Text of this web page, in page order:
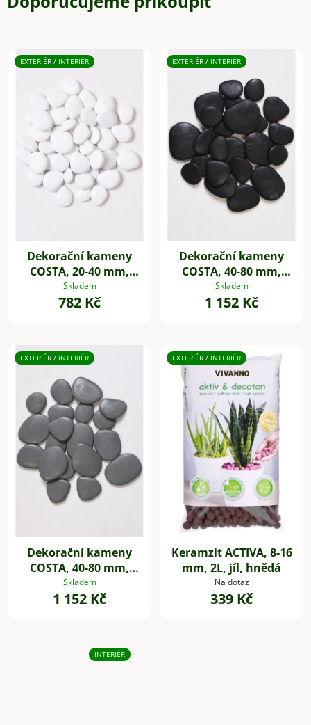
EXTERIÉR / INTERIÉR
Dekorační kameny
COSTA, 20-40 mm,
plast, bílá
Skladem
782 Kč
EXTERIÉR / INTERIÉR
Dekorační kameny
COSTA, 40-80 mm,
plast, černá
Skladem
1 152 Kč
EXTERIÉR / INTERIÉR
Dekorační kameny
COSTA, 40-80 mm,
plast, šedá
Skladem
1 152 Kč
EXTERIÉR / INTERIÉR
Keramzit ACTIVA, 8-16
mm, 2L, jíl, hnědá
Na dotaz
339 Kč
INTERIÉR